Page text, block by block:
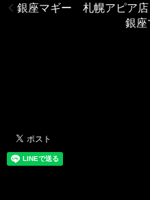
銀座マギー 札幌アピア店
銀